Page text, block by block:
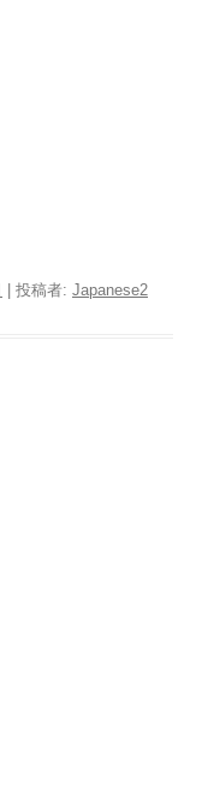
投稿者: Japanese2